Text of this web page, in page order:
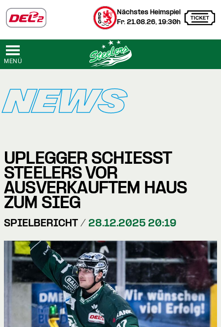
Nächstes Heimspiel
Fr. 21.08.26, 19:30h
MENÜ
NEWS
UPLEGGER SCHIESST S
TEELERS VOR A
USVERKAUFTEM HAUS Z
UM SIEG
SPIELBERICHT / 28.12.2025 20:19